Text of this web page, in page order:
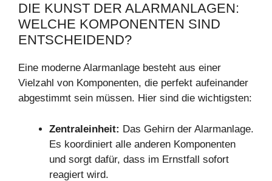
DIE KUNST DER ALARMANLAGEN:
WELCHE KOMPONENTEN SIND
ENTSCHEIDEND?
Eine moderne Alarmanlage besteht aus einer
Vielzahl von Komponenten, die perfekt aufeinander
abgestimmt sein müssen. Hier sind die wichtigsten:
Zentraleinheit: Das Gehirn der Alarmanlage.
Es koordiniert alle anderen Komponenten
und sorgt dafür, dass im Ernstfall sofort
reagiert wird.